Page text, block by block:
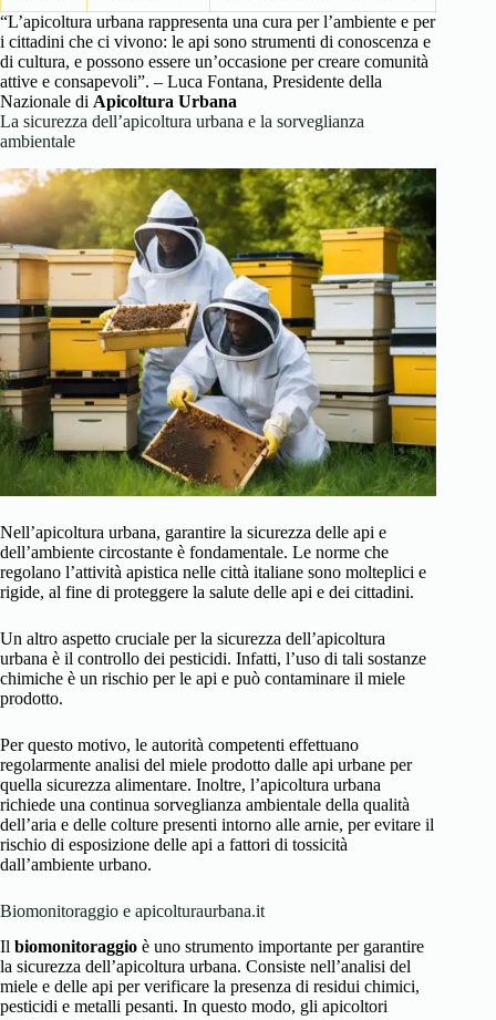
“L’apicoltura urbana rappresenta una cura per l’ambiente e per
i cittadini che ci vivono: le api sono strumenti di conoscenza e
di cultura, e possono essere un’occasione per creare comunità
attive e consapevoli”. – Luca Fontana, Presidente della
Nazionale di Apicoltura Urbana
La sicurezza dell’apicoltura urbana e la sorveglianza
ambientale
Nell’apicoltura urbana, garantire la sicurezza delle api e
dell’ambiente circostante è fondamentale. Le norme che
regolano l’attività apistica nelle città italiane sono molteplici e
rigide, al fine di proteggere la salute delle api e dei cittadini.
Un altro aspetto cruciale per la sicurezza dell’apicoltura
urbana è il controllo dei pesticidi. Infatti, l’uso di tali sostanze
chimiche è un rischio per le api e può contaminare il miele
prodotto.
Per questo motivo, le autorità competenti effettuano
regolarmente analisi del miele prodotto dalle api urbane per
quella sicurezza alimentare. Inoltre, l’apicoltura urbana
richiede una continua sorveglianza ambientale della qualità
dell’aria e delle colture presenti intorno alle arnie, per evitare il
rischio di esposizione delle api a fattori di tossicità
dall’ambiente urbano.
Biomonitoraggio e apicolturaurbana.it
Il biomonitoraggio è uno strumento importante per garantire
la sicurezza dell’apicoltura urbana. Consiste nell’analisi del
miele e delle api per verificare la presenza di residui chimici,
pesticidi e metalli pesanti. In questo modo, gli apicoltori